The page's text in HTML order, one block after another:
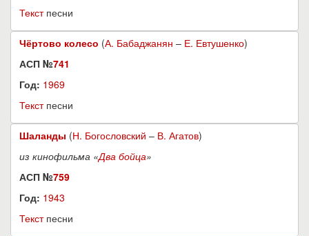
Текстпесни
Чёртово колесо (А. Бабаджанян – Е. Евтушенко)
АСП №741
Год: 1969
Текстпесни
Шаланды (Н. Богословский – В. Агатов)
из кинофильма «Два бойца»
АСП №759
Год: 1943
Текстпесни